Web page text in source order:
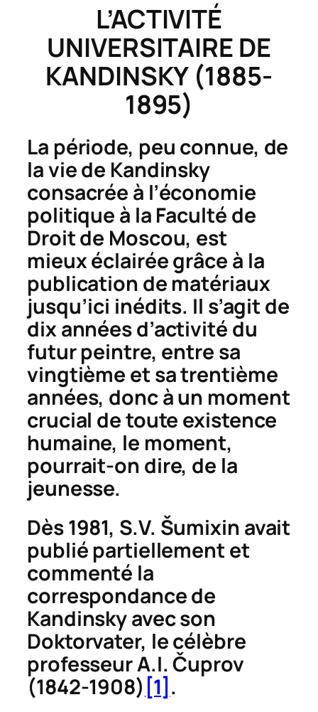
L’ACTIVITÉ
UNIVERSITAIRE DE
KANDINSKY (1885-
1895)
La période, peu connue, de
la vie de Kandinsky
consacrée à l’économie
politique à la Faculté de
Droit de Moscou, est
mieux éclairée grâce à la
publication de matériaux
jusqu’ici inédits. Il s’agit de
dix années d’activité du
futur peintre, entre sa
vingtième et sa trentième
années, donc à un moment
crucial de toute existence
humaine, le moment,
pourrait-on dire, de la
jeunesse.
Dès 1981, S.V. Šumixin avait
publié partiellement et
commenté la
correspondance de
Kandinsky avec son
Doktorvater, le célèbre
professeur A.I.Čuprov
(1842-1908) [1] .